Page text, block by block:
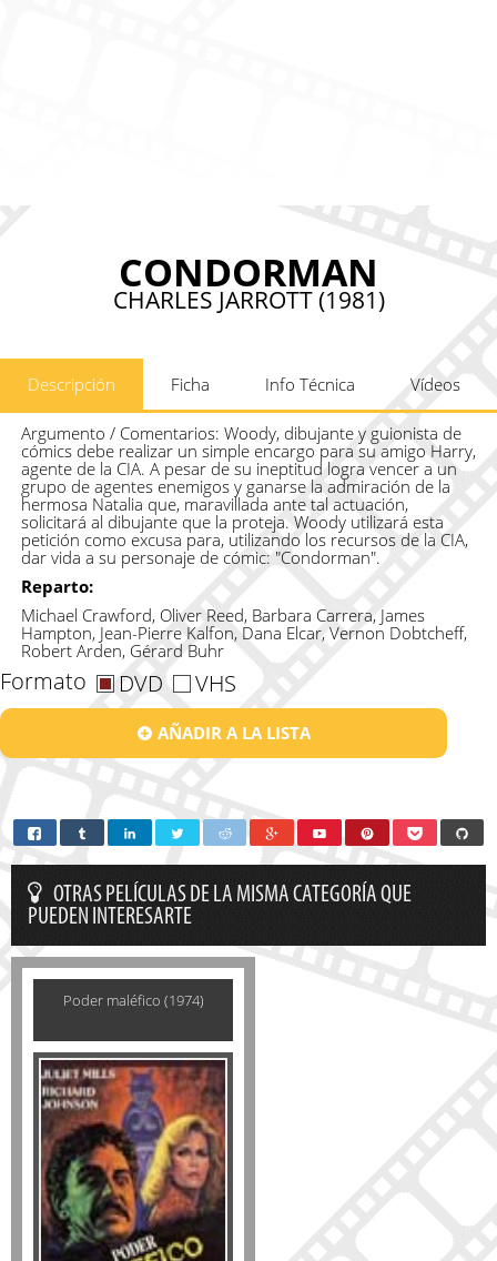
CONDORMAN
CHARLES JARROTT (1981)
Descripción Ficha Info Técnica Vídeos
Argumento / Comentarios: Woody, dibujante y guionista de
cómics debe realizar un simple encargo para su amigo Harry,
agente de la CIA. A pesar de su ineptitud logra vencer a un
grupo de agentes enemigos y ganarse la admiración de la
hermosa Natalia que, maravillada ante tal actuación,
solicitará al dibujante que la proteja. Woody utilizará esta
petición como excusa para, utilizando los recursos de la CIA,
dar vida a su personaje de cómic: "Condorman".
Reparto:
Michael Crawford, Oliver Reed, Barbara Carrera, James
Hampton, Jean-Pierre Kalfon, Dana Elcar, Vernon Dobtcheff,
Robert Arden, Gérard Buhr
Formato DVD VHS
AÑADIR A LA LISTA
OTRAS PELÍCULAS DE LA MISMA CATEGORÍA QUE
PUEDEN INTERESARTE
Poder maléfico (1974)